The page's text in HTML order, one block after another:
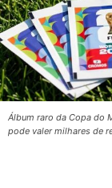
Álbum raro da Copa do
pode valer milhares de